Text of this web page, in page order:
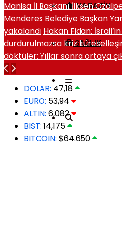
MAGAZIN
SAĞLIK
Manisa İl Başkanı İlksen
Menderes Belediye Başkan
yakalandı Hakan Fidan: İsrail’in
durdurulmazsa kriz
döktüler: Yıllar sonra ortaya
DOLAR: 47,18
EURO: 53,94
ALTIN: 6,082
BIST: 14,175
BITCOIN: $64.650